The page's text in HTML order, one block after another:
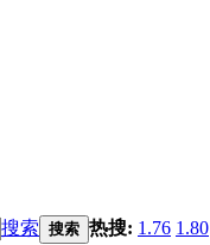
搜索 搜索 热搜: 1.76 1.80